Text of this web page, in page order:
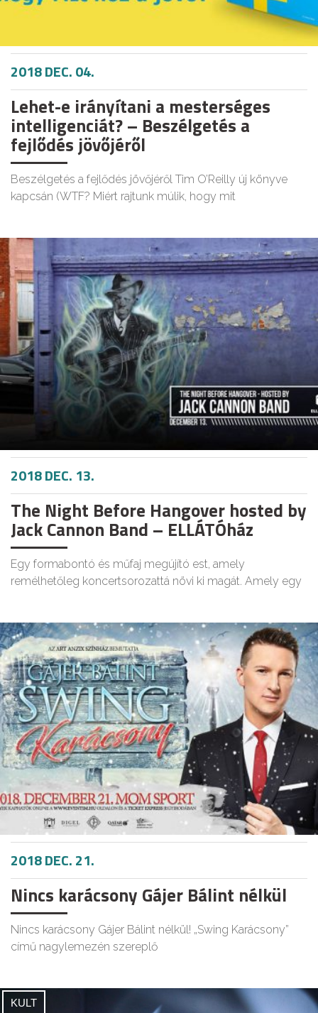
2018 DEC. 04.
Lehet-e irányítani a mesterséges
intelligenciát? – Beszélgetés a
fejlődés jövőjéről
Beszélgetés a fejlődés jövőjéről Tim O’Reilly új könyve
kapcsán (WTF? Miért rajtunk múlik, hogy mit
2018 DEC. 13.
The Night Before Hangover hosted by
Jack Cannon Band – ELLÁTÓház
Egy formabontó és műfaj megújító est, amely
remélhetőleg koncertsorozattá növi ki magát. Amely egy
2018 DEC. 21.
Nincs karácsony Gájer Bálint nélkül
Nincs karácsony Gájer Bálint nélkül! „Swing Karácsony”
című nagylemezén szereplő
KULT